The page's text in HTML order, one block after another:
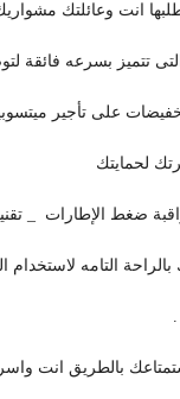
وعائلتك مشواريك الخاصة \
تتميز بسرعه فائقة
على تأجير
ضغط الإطارات _
التامه لاستخدام
بالطريق انت